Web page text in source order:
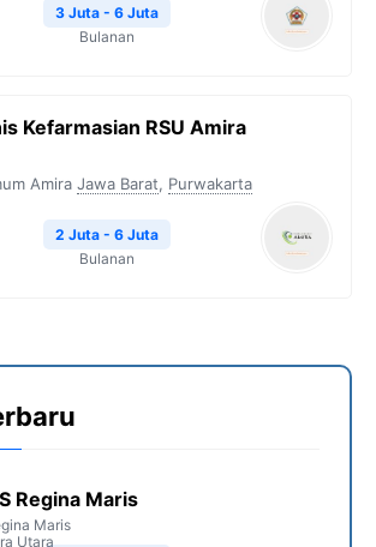
3 Juta - 6 Juta
Bulanan
Kefarmasian RSU Amira
Amira Jawa Barat, Purwakarta
2 Juta - 6 Juta
Bulanan
Regina Maris
Maris
Utara